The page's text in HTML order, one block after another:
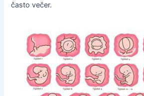
často večer.